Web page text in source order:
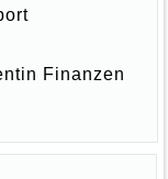
Finanzen